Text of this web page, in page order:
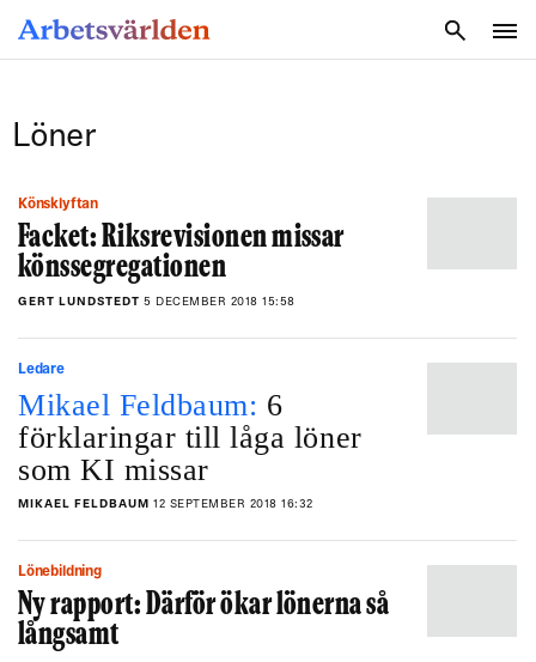
Löner
Könsklyftan
Facket: Riksrevisionen missar
könssegregationen
GERT LUNDSTEDT 5 DECEMBER 2018 15:58
Ledare
Mikael Feldbaum: 6
förklaringar till låga löner
som KI missar
MIKAEL FELDBAUM 12 SEPTEMBER 2018 16:32
Lönebildning
Ny rapport: Därför ökar lönerna så
långsamt